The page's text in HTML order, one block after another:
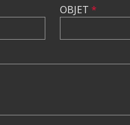
OBJET *